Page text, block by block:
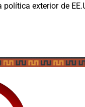
exterior de